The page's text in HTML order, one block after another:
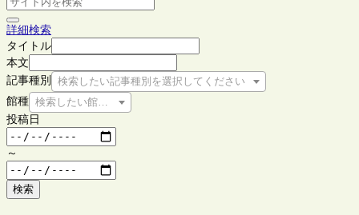
詳細検索
タイトル
本文
記事種別
検索したい記事種別を選択してください
館種 検索したい館種を選択してください
投稿日
～
検索